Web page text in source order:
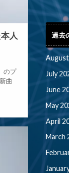
人
のプ
曲
過去
July
June
May
April
March